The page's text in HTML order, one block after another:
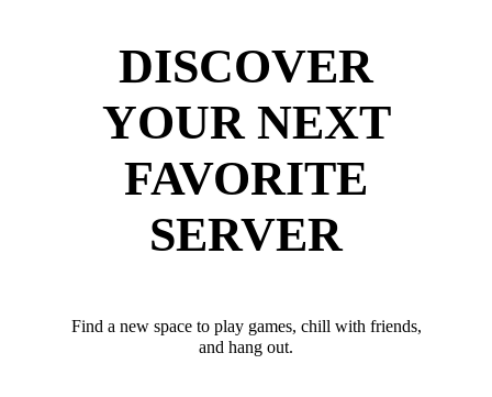
DISCOVER
YOUR NEXT
FAVORITE
SERVER
Find a new space to play games, chill with friends,
and hang out.